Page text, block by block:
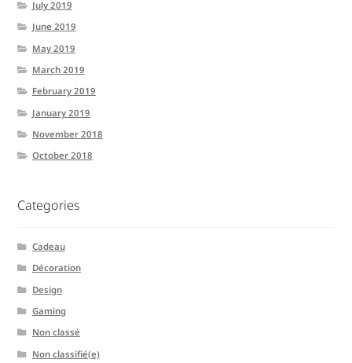
July 2019
June 2019
May 2019
March 2019
February 2019
January 2019
November 2018
October 2018
Categories
Cadeau
Décoration
Design
Gaming
Non classé
Non classifié(e)